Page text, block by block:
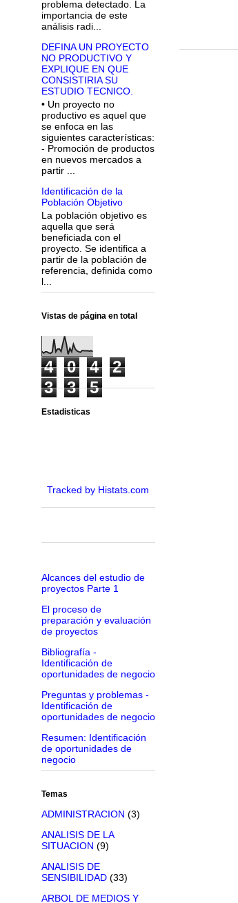
problema detectado. La
importancia de este
análisis radi...
DEFINA UN PROYECTO
NO PRODUCTIVO Y
EXPLIQUE EN QUE
CONSISTIRIA SU
ESTUDIO TECNICO.
• Un proyecto no
productivo es aquel que
se enfoca en las
siguientes características:
- Promoción de productos
en nuevos mercados a
partir ...
Identificación de la
Población Objetivo
La población objetivo es
aquella que será
beneficiada con el
proyecto. Se identifica a
partir de la población de
referencia, definida como
l...
Vistas de página en total
4 0 4
2
3
3 5
Estadisticas
Tracked by Histats.com
Alcances del estudio de
proyectos Parte 1
El proceso de
preparación y evaluación
de proyectos
Bibliografía -
Identificación de
oportunidades de negocio
Preguntas y problemas -
Identificación de
oportunidades de negocio
Resumen: Identificación
de oportunidades de
negocio
Temas
ADMINISTRACION (3)
ANALISIS DE LA
SITUACION (9)
ANALISIS DE
SENSIBILIDAD (33)
ARBOL DE MEDIOS Y